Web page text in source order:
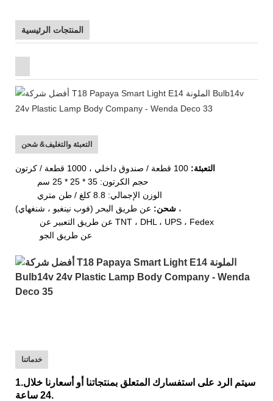
المنتجات الرئيسية
التعبئة والتغليف& شحن
التعبئة: 100 قطعة / صندوق داخلي ، 1000 قطعة / كرتون
حجم الكرتون: 35 * 25 * 25 سم
الوزن الإجمالي: 8.8 كلغ / طن متري
شحن: عن طريق البحر (فوب نينغبو ، شنغهاي) ،
عن طريق التعبير عن TNT ، DHL ، UPS ، Fedex
عن طريق الجو
خدماتنا
1.سيتم الرد على استفسارك المتعلق بمنتجاتنا أو أسعارنا خلال
24 ساعة.